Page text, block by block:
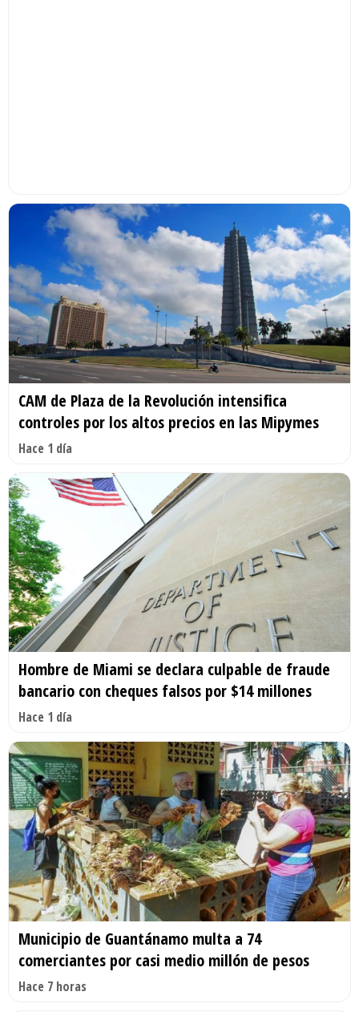
CAM de Plaza de la Revolución intensifica
controles por los altos precios en las Mipymes
Hace 1 día
Hombre de Miami se declara culpable de fraude
bancario con cheques falsos por $14 millones
Hace 1 día
Municipio de Guantánamo multa a 74
comerciantes por casi medio millón de pesos
Hace 7 horas